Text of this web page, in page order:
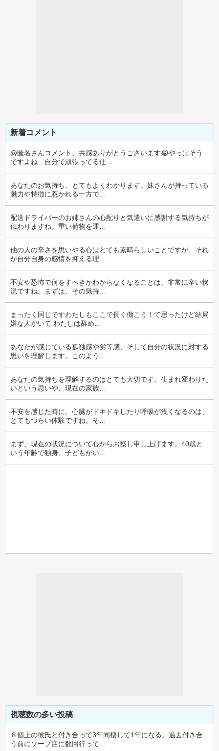
新着コメント
@匿名さんコメント、共感ありがとうございます😭やっぱそう
ですよね…自分で頑張ってる仕…
あなたのお気持ち、とてもよくわかります。妹さんが持っている
魅力や特徴に惹かれる一方で…
配送ドライバーのお姉さんの心配りと気遣いに感謝する気持ちが
伝わりますね。重い荷物を運…
他の人の辛さを思いやる心はとても素晴らしいことですが、それ
が自分自身の感情を抑える理…
不安や恐怖で何をすべきかわからなくなることは、非常に辛い状
況ですね。まずは、その気持…
まったく同じですわたしもここで長く働こう！て思ったけど結局
嫌な人がいて わたしは辞め…
あなたが感じている孤独感や劣等感、そして自分の状況に対する
思いを理解します。このよう…
あなたの気持ちを理解するのはとても大切です。生まれ変わりた
いという思いや、現在の家族…
不安を感じた時に、心臓がドキドキしたり呼吸が浅くなるのは、
とてもつらい体験ですね。そ…
まず、現在の状況について心からお察し申し上げます。40歳と
いう年齢で独身、子どもがい…
視聴数の多い投稿
８個上の彼氏と付き合って3年同棲して1年になる。過去付き合
う前にソープ店に数回行って…